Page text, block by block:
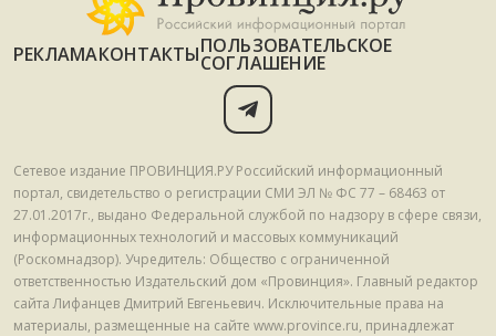
РЕКЛАМАКОНТАКТЫПОЛЬЗОВАТЕЛЬСКОЕ
СОГЛАШЕНИЕ
Сетевое издание ПРОВИНЦИЯ.РУ Российский информационный
портал, свидетельство о регистрации СМИ ЭЛ № ФС 77 – 68463 от
27.01.2017г., выдано Федеральной службой по надзору в сфере связи,
информационных технологий и массовых коммуникаций
(Роскомнадзор). Учредитель: Общество с ограниченной
ответственностью Издательский дом «Провинция». Главный редактор
сайта Лифанцев Дмитрий Евгеньевич. Исключительные права на
материалы, размещенные на сайте www.province.ru, принадлежат